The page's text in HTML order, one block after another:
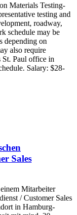
Materials Testing-
testing and
roadway,
schedule may be
depending on
also require
St. Paul office in
Salary: $28-
Sales
Mitarbeiter
/ Customer Sales
in Hamburg-